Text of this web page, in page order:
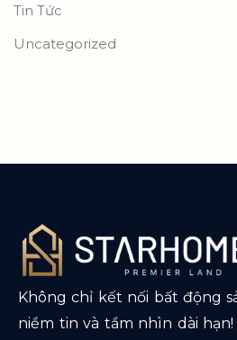
Tin Tức
Uncategorized
Không chỉ kết nối bất động
niềm tin và tầm nhìn dài